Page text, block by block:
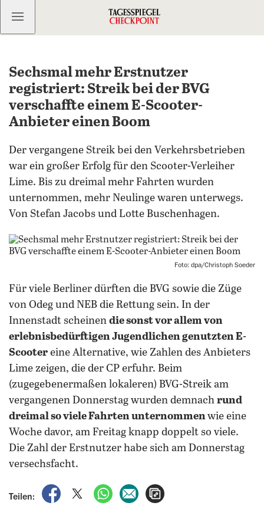
Kostenlos anmelden
Sechsmal mehr Erstnutzer
registriert: Streik bei der BVG
verschaffte einem E-Scooter-
Anbieter einen Boom
Der vergangene Streik bei den Verkehrsbetrieben
war ein großer Erfolg für den Scooter-Verleiher
Lime. Bis zu dreimal mehr Fahrten wurden
unternommen, mehr Neulinge waren unterwegs.
Von Stefan Jacobs und Lotte Buschenhagen.
Foto: dpa/Christoph Soeder
Für viele Berliner dürften die BVG sowie die Züge
von Odeg und NEB die Rettung sein. In der
Innenstadt scheinen die sonst vor allem von
erlebnisbedürftigen Jugendlichen genutzten E-
Scooter eine Alternative, wie Zahlen des Anbieters
Lime zeigen, die der CP erfuhr. Beim
(zugegebenermaßen lokaleren) BVG-Streik am
vergangenen Donnerstag wurden demnach rund
dreimal so viele Fahrten unternommenwie eine
Woche davor, am Freitag knapp doppelt so viele.
Die Zahl der Erstnutzer habe sich am Donnerstag
versechsfacht.
Teilen:
auf Facebook teilen
auf X teilenper WhatsApp teilen
per E-Mail teilen